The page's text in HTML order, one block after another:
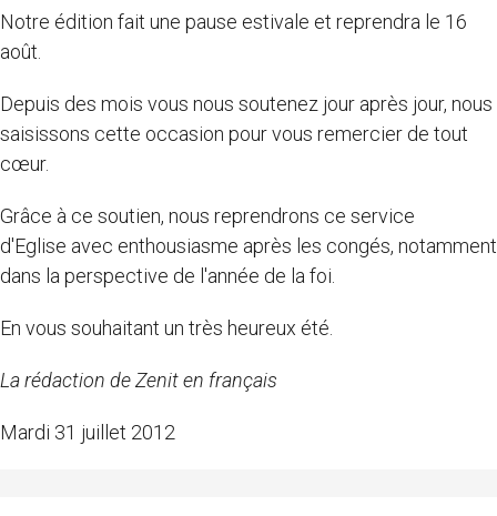
Notre édition fait une pause estivale et reprendra le 16
août.
Depuis des mois vous nous soutenez jour après jour, nous
saisissons cette occasion pour vous remercier de tout
cœur.
Grâce à ce soutien, nous reprendrons ce service
d'Eglise avec enthousiasme après les congés, notamment
dans la perspective de l'année de la foi.
En vous souhaitant un très heureux été.
La rédaction de Zenit en français
Mardi 31 juillet 2012